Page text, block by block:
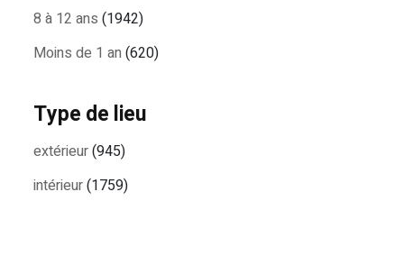
8 à 12 ans (1942)
Moins de 1 an (620)
Type de lieu
extérieur(945)
intérieur(1759)